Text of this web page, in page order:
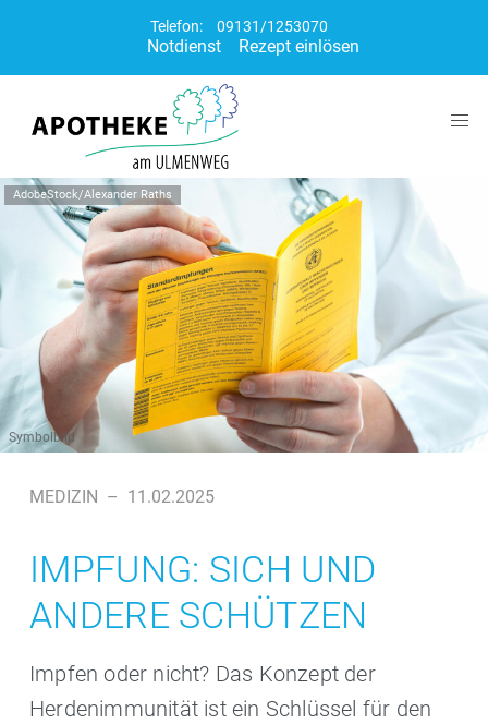
Telefon: 09131/1253070
Notdienst Rezept einlösen
AdobeStock/Alexander Raths
Symbolbild
MEDIZIN – 11.02.2025
IMPFUNG: SICH UND
ANDERE SCHÜTZEN
Impfen oder nicht? Das Konzept der
Herdenimmunität ist ein Schlüssel für den